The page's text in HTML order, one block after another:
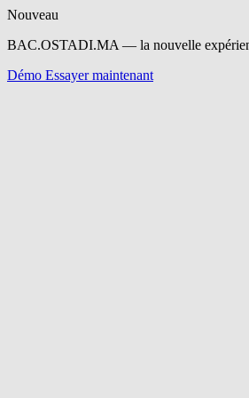
Nouveau
BAC.OSTADI.MA — la nouvelle
Démo Essayer maintenant